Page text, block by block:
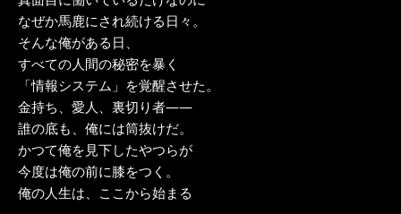
なぜか馬鹿にされ続ける日々。
そんな俺がある日、
すべての人間の秘密を暴く
「情報システム」を覚醒させた。
金持ち、愛人、裏切り者――
誰の底も、俺には筒抜けだ。
かつて俺を見下したやつらが
今度は俺の前に膝をつく。
俺の人生は、ここから始まる